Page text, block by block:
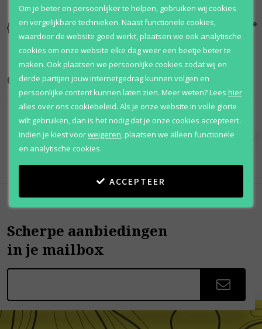
Kortingen
tot wel 70%
Al 12 jaar
voordelig
100% originele
parfums
Onze merken
Scherpe aanbiedingen
in je mailbox
Om je beter en persoonlijker te helpen, gebruiken wij cookies
en vergelijkbare technieken. Naast functionele cookies,
waardoor de website goed werkt, plaatsen we ook analytische
cookies om onze website elke dag weer een beetje beter te
maken. Ook plaatsen we persoonlijke cookies zodat wij en
derde partijen jouw internetgedrag kunnen volgen en
persoonlijke content kunnen laten zien. Meer weten?Lees hier
alles over ons cookiebeleid. Als je onze website in volle glorie
wilt gebruiken, dan is het nodig dat je onze cookies accepteert.
Indien je kiest voorweigeren plaatsen we alleen functionele
en analytische cookies.
ACCEPTEER